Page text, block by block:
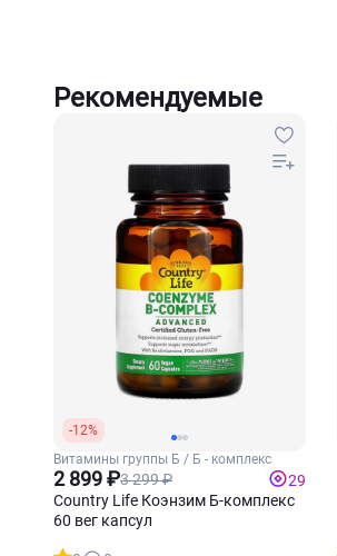
Рекомендуемые
-12%
Витамины группы Б / Б - комплекс
2 899 ₽3 299 ₽
29
Country Life Коэнзим Б-комплекс
60 вег капсул